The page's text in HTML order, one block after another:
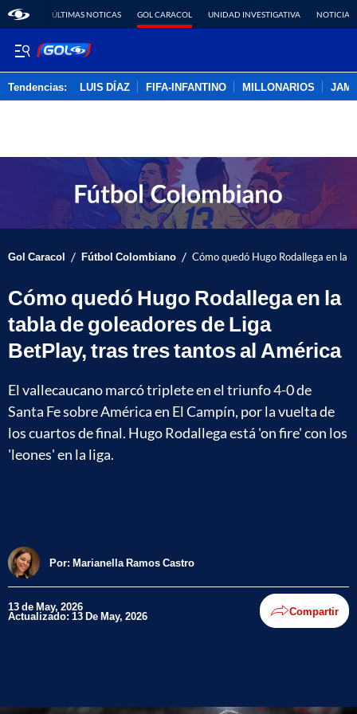
ÚLTIMAS NOTICAS GOL CARACOL UNIDAD INVESTIGATIVA NOTICIAS
Tendencias: LUIS DÍAZ FIFA-INFANTINO MILLONARIOS
Gol Caracol / Fútbol Colombiano / Cómo quedó Hugo Rodallega en la
Cómo quedó Hugo Rodallega en la
tabla de goleadores de Liga
BetPlay, tras tres tantos al América
El vallecaucano marcó triplete en el triunfo 4-0 de
Santa Fe sobre América en El Campín, por la vuelta de
los cuartos de final. Hugo Rodallega está 'on fire' con los
'leones' en la liga.
Por: Marianella Ramos Castro
13 de May, 2026
Actualizado: 13 De May, 2026 Compartir